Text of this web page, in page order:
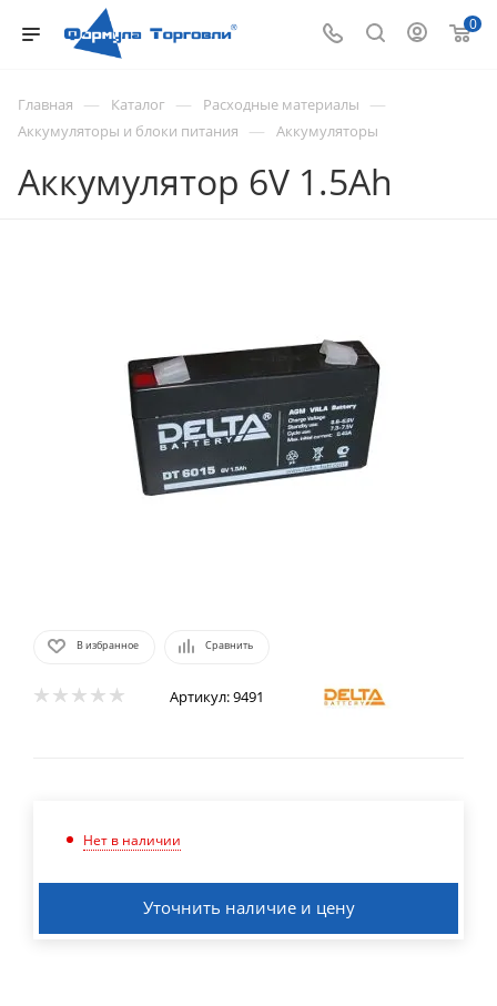
0
Главная — Каталог — Расходные материалы —
Аккумуляторы и блоки питания — Аккумуляторы
Аккумулятор 6V 1.5Ah
В избранное Сравнить
Артикул:9491
Нет в наличии
Уточнить наличие и цену